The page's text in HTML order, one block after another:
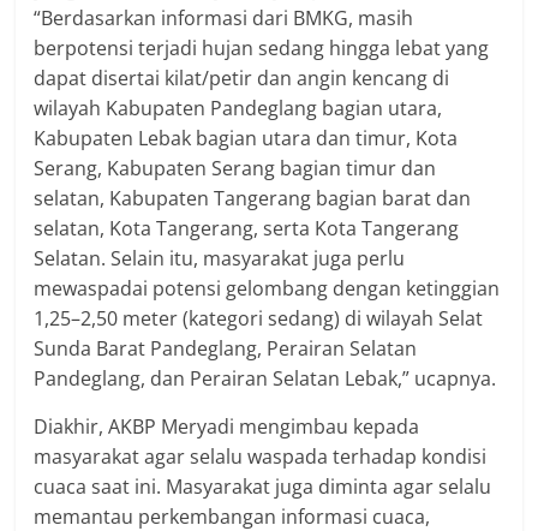
“Berdasarkan informasi dari BMKG, masih
berpotensi terjadi hujan sedang hingga lebat yang
dapat disertai kilat/petir dan angin kencang di
wilayah Kabupaten Pandeglang bagian utara,
Kabupaten Lebak bagian utara dan timur, Kota
Serang, Kabupaten Serang bagian timur dan
selatan, Kabupaten Tangerang bagian barat dan
selatan, Kota Tangerang, serta Kota Tangerang
Selatan. Selain itu, masyarakat juga perlu
mewaspadai potensi gelombang dengan ketinggian
1,25–2,50 meter (kategori sedang) di wilayah Selat
Sunda Barat Pandeglang, Perairan Selatan
Pandeglang, dan Perairan Selatan Lebak,” ucapnya.
Diakhir, AKBP Meryadi mengimbau kepada
masyarakat agar selalu waspada terhadap kondisi
cuaca saat ini. Masyarakat juga diminta agar selalu
memantau perkembangan informasi cuaca,